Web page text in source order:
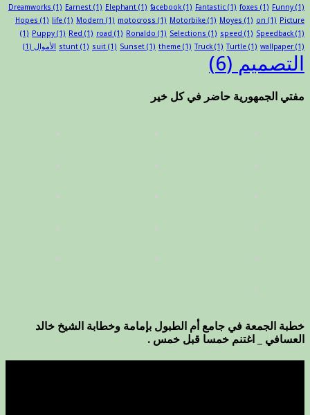
Dreamworks (1) Earnest (1) Elephant (1) facebook(1) Fantastic (1) foxes (1) Funny (1)
Hopes (1) life (1) Modern (1) motocross (1) Motorbike (1) Moyes (1) on (1) Picture
(1) Puppy (1) Red (1) road (1) Ronaldo (1) Selections (1) speed (1) Speedback(1)
stunt (1) suit (1) Sunset (1) theme (1) Truck(1) Turtle (1) wallpaper (1) الأموال (1)
التصميم (6)
مفتي الجمهورية حاضر في كل خير
خطبة الجمعة في جامع أم الطبول بإمامة وخطابة الشيخ خالد
العسافي _ اغتنم خمسا قبل خمس .